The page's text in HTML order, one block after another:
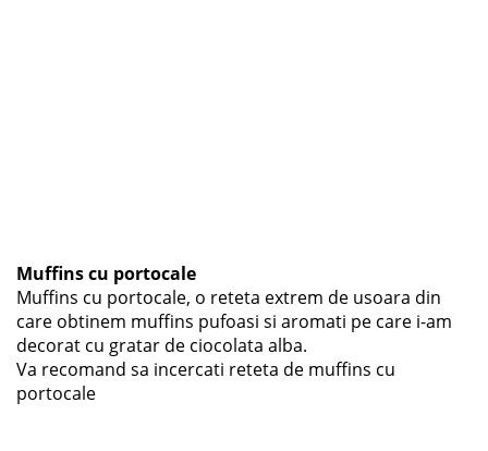
Muffins cu portocale
Muffins cu portocale, o reteta extrem de usoara din
care obtinem muffins pufoasi si aromati pe care i-am
decorat cu gratar de ciocolata alba.
Va recomand sa incercati reteta de muffins cu
portocale